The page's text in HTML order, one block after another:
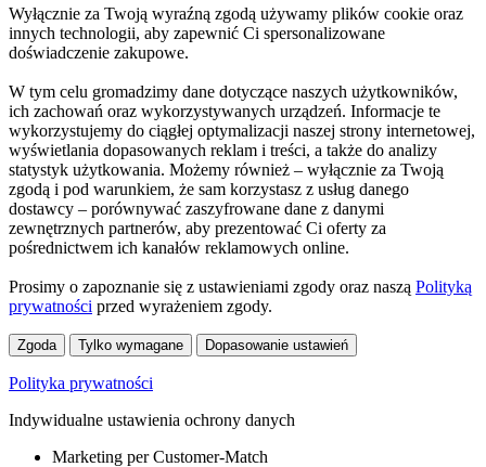
Wyłącznie za Twoją wyraźną zgodą używamy plików cookie oraz
innych technologii, aby zapewnić Ci spersonalizowane
doświadczenie zakupowe.
W tym celu gromadzimy dane dotyczące naszych użytkowników,
ich zachowań oraz wykorzystywanych urządzeń. Informacje te
wykorzystujemy do ciągłej optymalizacji naszej strony internetowej,
wyświetlania dopasowanych reklam i treści, a także do analizy
statystyk użytkowania. Możemy również – wyłącznie za Twoją
zgodą i pod warunkiem, że sam korzystasz z usług danego
dostawcy – porównywać zaszyfrowane dane z danymi
zewnętrznych partnerów, aby prezentować Ci oferty za
pośrednictwem ich kanałów reklamowych online.
Prosimy o zapoznanie się z ustawieniami zgody oraz naszą Polityką
prywatności przed wyrażeniem zgody.
Zgoda Tylko wymagane Dopasowanie ustawień
Polityka prywatności
Indywidualne ustawienia ochrony danych
Marketing per Customer-Match